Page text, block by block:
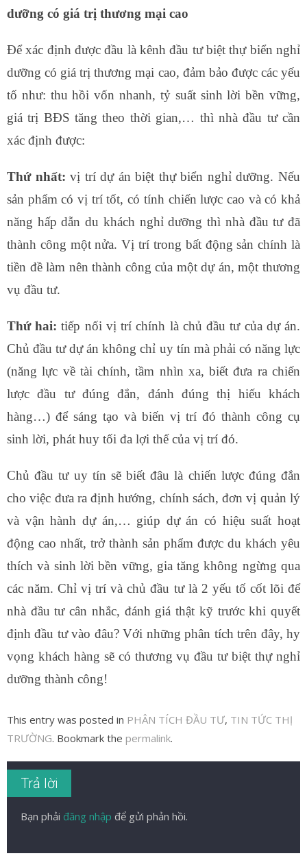
dưỡng có giá trị thương mại cao
Để xác định được đầu là kênh đầu tư biệt thự biển nghỉ
dưỡng có giá trị thương mại cao, đảm bảo được các yếu
tố như: thu hồi vốn nhanh, tỷ suất sinh lời bền vững,
giá trị BĐS tăng theo thời gian,… thì nhà đầu tư cần
xác định được:
Thứ nhất: vị trí dự án biệt thự biển nghỉ dưỡng. Nếu
sản phẩm có vị trí tốt, có tính chiến lược cao và có khả
năng hấp dẫn du khách nghỉ dưỡng thì nhà đầu tư đã
thành công một nửa. Vị trí trong bất động sản chính là
tiền đề làm nên thành công của một dự án, một thương
vụ đầu tư.
Thứ hai: tiếp nối vị trí chính là chủ đầu tư của dự án.
Chủ đầu tư dự án không chỉ uy tín mà phải có năng lực
(năng lực về tài chính, tầm nhìn xa, biết đưa ra chiến
lược đầu tư đúng đắn, đánh đúng thị hiếu khách
hàng…) để sáng tạo và biến vị trí đó thành công cụ
sinh lời, phát huy tối đa lợi thế của vị trí đó.
Chủ đầu tư uy tín sẽ biết đâu là chiến lược đúng đắn
cho việc đưa ra định hướng, chính sách, đơn vị quản lý
và vận hành dự án,… giúp dự án có hiệu suất hoạt
động cao nhất, trở thành sản phẩm được du khách yêu
thích và sinh lời bền vững, gia tăng không ngừng qua
các năm. Chỉ vị trí và chủ đầu tư là 2 yếu tố cốt lõi để
nhà đầu tư cân nhắc, đánh giá thật kỹ trước khi quyết
định đầu tư vào đâu? Với những phân tích trên đây, hy
vọng khách hàng sẽ có thương vụ đầu tư biệt thự nghỉ
dưỡng thành công!
This entry was posted in PHÂN TÍCH ĐẦU TƯ, TIN TỨC THỊ
TRƯỜNG. Bookmark the permalink.
Trả lời
Bạn phải đăng nhập để gửi phản hồi.